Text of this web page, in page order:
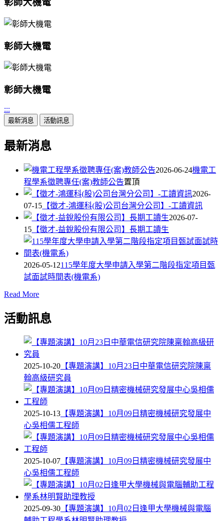
彰師大機電
彰師大機電
彰師大機電
:::
最新消息 活動訊息
最新消息
2026-06-24機電工
程學系徵聘專任(案)教師公告置頂
2026-
07-15 【徵才-鴻運科(股)公司台灣分公司】-工讀資訊
2026-07-
15 【徵才-益銳股份有限公司】長期工讀生
2026-05-12115學年度大學申請入學第二階段指定項目甄
試面試時間表(機電系)
Read More
活動訊息
2025-10-20 【專題演講】10月23日中華電信研究院陳稟
翰高級研究員
2025-10-13 【專題演講】10月09日精密機械研究發展中
心吳相儒工程師
2025-10-07 【專題演講】10月09日精密機械研究發展中
心吳相儒工程師
2025-09-30 【專題演講】10月02日逢甲大學機械與電腦